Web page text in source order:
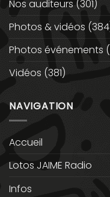
Nos auditeurs (301)
Photos & vidéos
Photos événements
Vidéos (381)
NAVIGATION
Accueil
Lotos JAIME Radio
Infos